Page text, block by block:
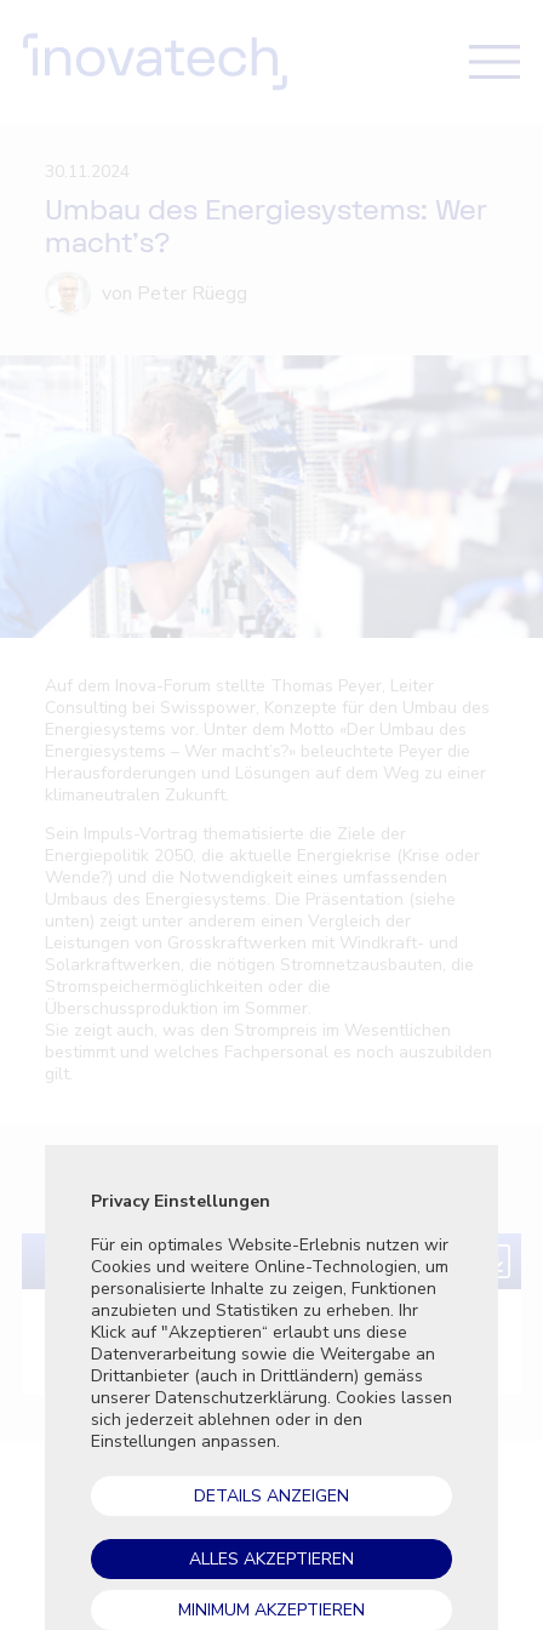
30.11.2024
Umbau des Energiesystems: Wer
macht’s?
von Peter Rüegg
Auf dem Inova-Forum stellte Thomas Peyer, Leiter
Consulting bei Swisspower, Konzepte für den Umbau des
Energiesystems vor. Unter dem Motto «Der Umbau des
Energiesystems – Wer macht’s?» beleuchtete Peyer die
Herausforderungen und Lösungen auf dem Weg zu einer
klimaneutralen Zukunft.
Sein Impuls-Vortrag thematisierte die Ziele der
Energiepolitik 2050, die aktuelle Energiekrise (Krise oder
Wende?) und die Notwendigkeit eines umfassenden
Umbaus des Energiesystems. Die Präsentation (siehe
unten) zeigt unter anderem einen Vergleich der
Leistungen von Grosskraftwerken mit Windkraft- und
Solarkraftwerken, die nötigen Stromnetzausbauten, die
Stromspeichermöglichkeiten oder die
Überschussproduktion im Sommer.
Sie zeigt auch, was den Strompreis im Wesentlichen
bestimmt und welches Fachpersonal es noch auszubilden
gilt.
Umbau des Energiesystems: Wer macht’s?
Privacy Einstellungen
Für ein optimales Website-Erlebnis nutzen wir
Cookies und weitere Online-Technologien, um
personalisierte Inhalte zu zeigen, Funktionen
anzubieten und Statistiken zu erheben. Ihr
Klick auf "Akzeptieren“ erlaubt uns diese
Datenverarbeitung sowie die Weitergabe an
Drittanbieter (auch in Drittländern) gemäss
unserer Datenschutzerklärung. Cookies lassen
sich jederzeit ablehnen oder in den
Einstellungen anpassen.
DETAILS ANZEIGEN
ALLES AKZEPTIEREN
MINIMUM AKZEPTIEREN
Dieses
Tracker
Webseite